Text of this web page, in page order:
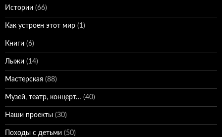
Истории (66)
Как устроен этот мир (1)
Книги (6)
Лыжи (14)
Мастерская (88)
Музей, театр, концерт… (40)
Наши проекты (30)
Походы с детьми (50)